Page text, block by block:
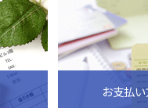
お支払